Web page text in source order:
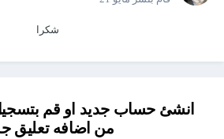
شكرا
انشئ حساب جديد او قم
من اضافه تعليق